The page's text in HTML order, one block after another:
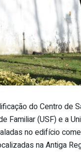
do Centro de
Familiar (USF) e a
no edifício
na Antiga